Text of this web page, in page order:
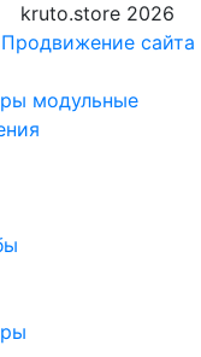
kruto.store 2026
Продвижение сайта
модульные